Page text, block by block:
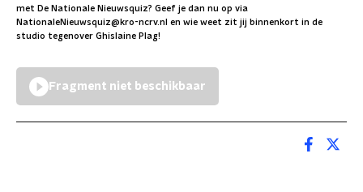
met De Nationale Nieuwsquiz? Geef je dan nu op via
NationaleNieuwsquiz@kro-ncrv.nl en wie weet zit jij binnenkort in de
studio tegenover Ghislaine Plag!
Fragment niet beschikbaar